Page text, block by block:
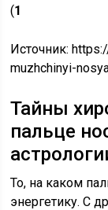
(1
Источник:
muzhchinyi-
Тайны
пальце
То, на каком
энергетику. С